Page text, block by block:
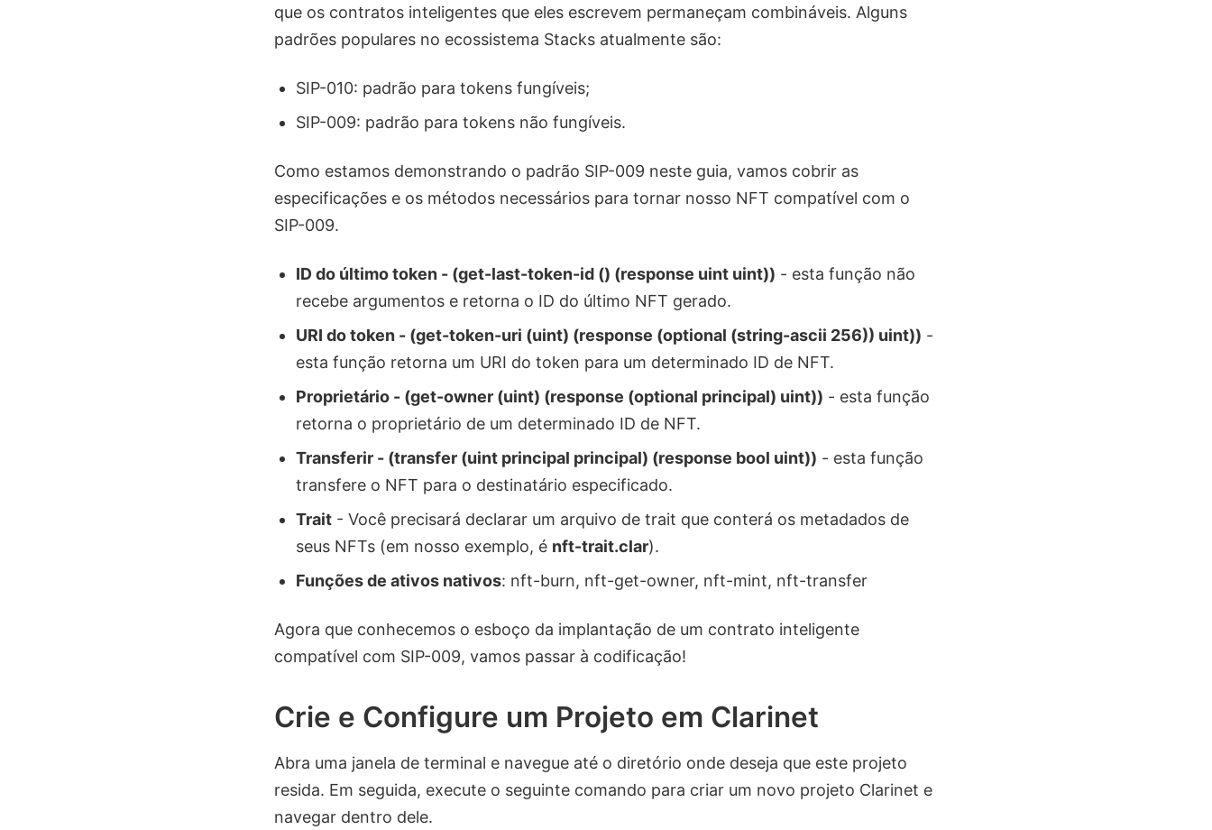
que os contratos inteligentes que eles escrevem permaneçam combináveis. Alguns
padrões populares no ecossistema Stacks atualmente são:
SIP-010: padrão para tokens fungíveis;
SIP-009: padrão para tokens não fungíveis.
Como estamos demonstrando o padrão SIP-009 neste guia, vamos cobrir as
especificações e os métodos necessários para tornar nosso NFT compatível com o
SIP-009.
ID do último token - (get-last-token-id () (response uint uint)) - esta função não
recebe argumentos e retorna o ID do último NFT gerado.
URI do token - (get-token-uri (uint) (response (optional (string-ascii 256)) uint)) -
esta função retorna um URI do token para um determinado ID de NFT.
Proprietário - (get-owner (uint) (response (optional principal) uint)) - esta função
retorna o proprietário de um determinado ID de NFT.
Transferir - (transfer (uint principal principal) (response bool uint)) - esta função
transfere o NFT para o destinatário especificado.
Trait - Você precisará declarar um arquivo de trait que conterá os metadados de
seus NFTs (em nosso exemplo, é nft-trait.clar).
Funções de ativos nativos: nft-burn, nft-get-owner, nft-mint, nft-transfer
Agora que conhecemos o esboço da implantação de um contrato inteligente
compatível com SIP-009, vamos passar à codificação!
Crie e Configure um Projeto em Clarinet
Abra uma janela de terminal e navegue até o diretório onde deseja que este projeto
resida. Em seguida, execute o seguinte comando para criar um novo projeto Clarinet e
navegar dentro dele.